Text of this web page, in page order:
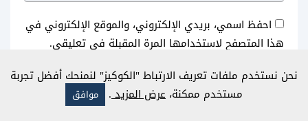
احفظ اسمي، بريدي الإلكتروني، والموقع الإلكتروني في
هذا المتصفح لاستخدامها المرة المقبلة في تعليقي.
نحن نستخدم ملفات تعريف الارتباط "الكوكيز" لنمنحك أفضل تجربة
مستخدم ممكنة، عرض المزيد. موافق